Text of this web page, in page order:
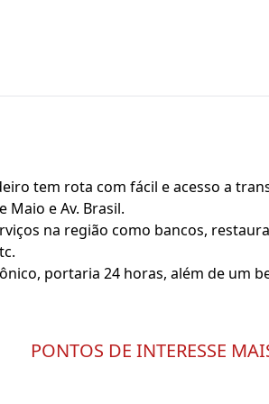
tem rota com fácil e acesso a
Maio e Av. Brasil.
na região como bancos,
portaria 24 horas, além de um
PONTOS DE INTERESSE